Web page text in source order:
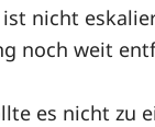
nicht
noch weit
es nicht zu